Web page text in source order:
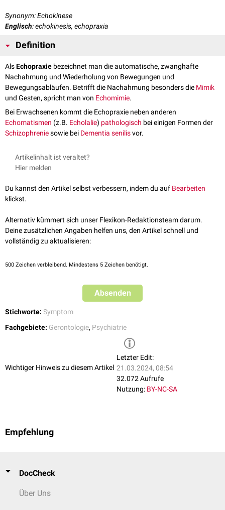
Synonym: Echokinese
Englisch: echokinesis, echopraxia
Definition
AlsEchopraxie bezeichnet man die automatische, zwanghafte
Nachahmung und Wiederholung von Bewegungen und
Bewegungsabläufen. Betrifft die Nachahmung besonders die Mimik
und Gesten, spricht man von Echomimie.
Bei Erwachsenen kommt die Echopraxie neben anderen
Echomatismen (z.B. Echolalie) pathologisch bei einigen Formen der
Schizophreniesowie bei Dementia senilisvor.
Artikelinhalt ist veraltet?
Hier melden
Du kannst den Artikel selbst verbessern, indem du auf Bearbeiten
klickst.
Alternativ kümmert sich unser Flexikon-Redaktionsteam darum.
Deine zusätzlichen Angaben helfen uns, den Artikel schnell und
vollständig zu aktualisieren:
500 Zeichen verbleibend. Mindestens 5 Zeichen benötigt.
Absenden
Stichworte: Symptom
Fachgebiete: Gerontologie, Psychiatrie
Wichtiger Hinweis zu diesem Artikel
Letzter Edit:
21.03.2024, 08:54
32.072 Aufrufe
Nutzung: BY-NC-SA
Empfehlung
DocCheck
Über Uns